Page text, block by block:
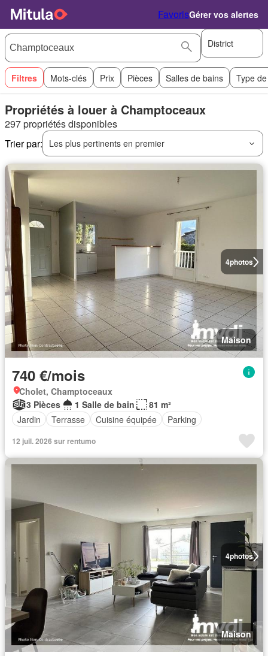
FavorisGérer vos alertes
District
Filtres Mots-clés Prix Pièces Salles de bains Type
Propriétés à louer à Champtoceaux
297 propriétés disponibles
Trier par:
Les plus pertinents en premier
4photos
Maison
740 €/mois
Cholet, Champtoceaux
3 Pièces
1 Salle de bain
81 m²
Jardin
Terrasse Cuisine équipée Parking
12 juil. 2026 sur rentumo
4photos
Maison